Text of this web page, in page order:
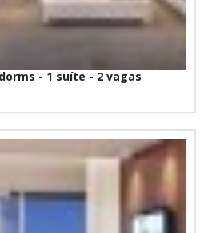
- 1 suíte - 2 vagas